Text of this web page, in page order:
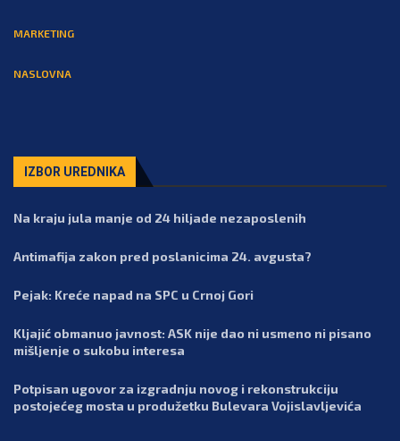
MARKETING
NASLOVNA
IZBOR UREDNIKA
Na kraju jula manje od 24 hiljade nezaposlenih
Antimafija zakon pred poslanicima 24. avgusta?
Pejak: Kreće napad na SPC u Crnoj Gori
Kljajić obmanuo javnost: ASK nije dao ni usmeno ni pisano
mišljenje o sukobu interesa
Potpisan ugovor za izgradnju novog i rekonstrukciju
postojećeg mosta u produžetku Bulevara Vojislavljevića